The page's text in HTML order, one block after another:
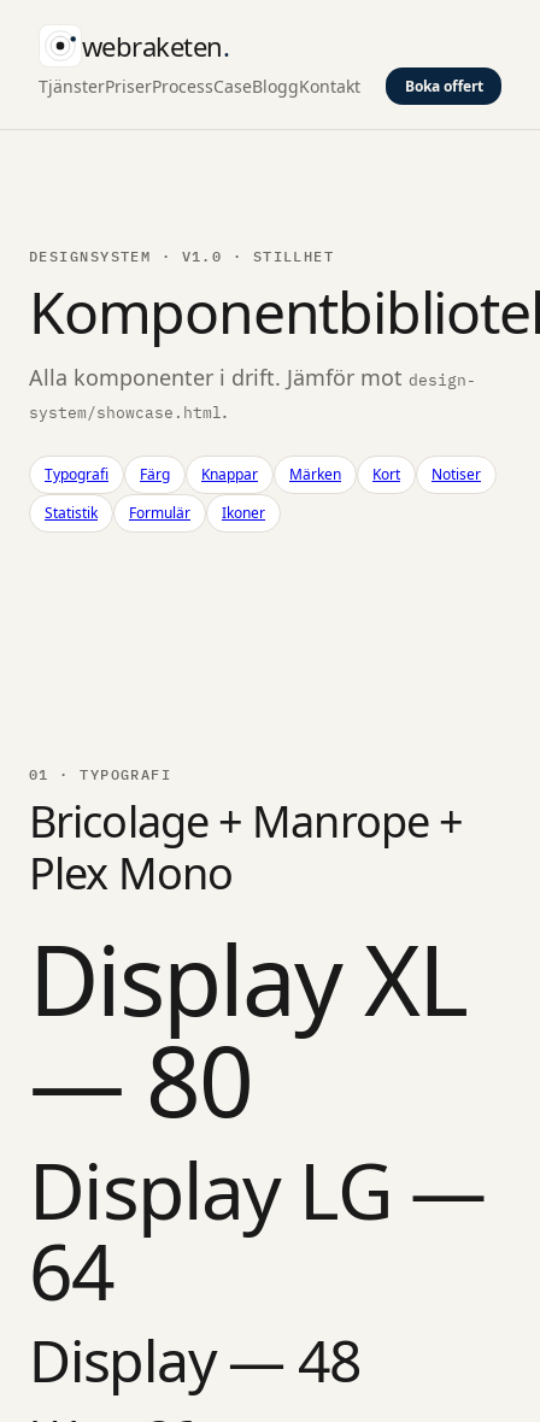
webraketen.
TjänsterPriserProcessCaseBloggKontakt Boka offert
DESIGNSYSTEM · V1.0 · STILLHET
Alla komponenter i drift. Jämför mot design-
system/showcase.html.
Typografi Färg Knappar Märken Kort
Notiser
Statistik
Formulär Ikoner
01 · TYPOGRAFI
Bricolage + Manrope +
Plex Mono
Display XL
— 80
Display LG —
64
Display — 48